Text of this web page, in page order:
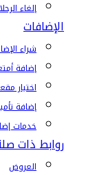
إلغاء
الإضافات
شراء
إضافة
اختيار
إضافة
خدمات
روابط ذات
العروض